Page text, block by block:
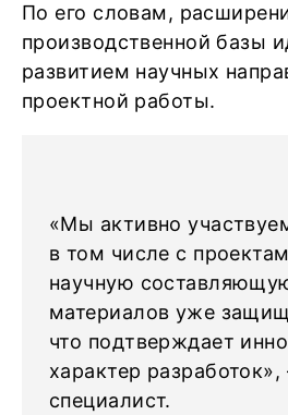
По его словам,
производственной базы
развитием научных
проектной работы.
«Мы активно
в том числе с
научную
материалов уже
что подтверждает
характер
специалист.